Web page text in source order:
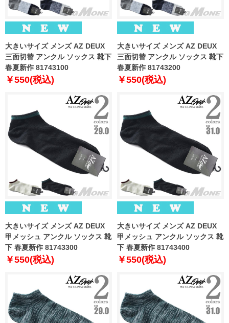
大きいサイズ メンズ AZ DEUX
三面切替 アンクル ソックス 靴下
春夏新作 81743100
￥550(税込)
大きいサイズ メンズ AZ DEUX
三面切替 アンクル ソックス 靴下
春夏新作 81743200
￥550(税込)
大きいサイズ メンズ AZ DEUX
甲メッシュ アンクル ソックス 靴
下 春夏新作 81743300
￥550(税込)
大きいサイズ メンズ AZ DEUX
甲メッシュ アンクル ソックス 靴
下 春夏新作 81743400
￥550(税込)